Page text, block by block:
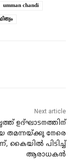
umman chandi
Next article
ഉദ്ഘാടനത്തിന്
തമന്നയ്ക്കു നേരെ
കൈയില്‍ പിടിച്ച്
ആരാധകന്‍